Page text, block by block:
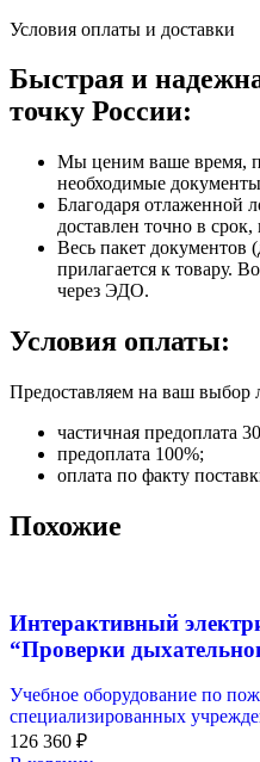
Условия оплаты и доставки
Быстрая и
точку России:
Мы ценим ваше время,
необходимые
Благодаря отлаженной
доставлен точно в
Весь пакет документов
прилагается к товару.
через ЭДО.
Условия оплаты:
Предоставляем на ваш
частичная предоплата
предоплата 100%;
оплата по факту
Похожие
Интерактивный
“Проверки
Учебное оборудование по
специализированных
126 360 ₽